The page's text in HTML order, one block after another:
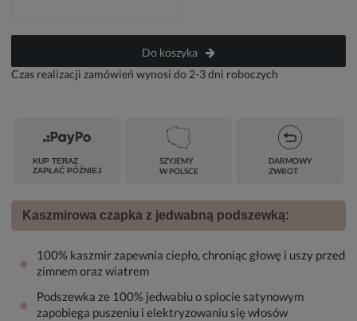
Do koszyka
Czas realizacji zamówień wynosi do 2-3 dni roboczych
KUP TERAZ
ZAPŁAĆ PÓŹNIEJ
SZYJEMY
W POLSCE
DARMOWY
ZWROT
Kaszmirowa czapka z jedwabną podszewką:
•
100% kaszmir zapewnia ciepło, chroniąc głowę i uszy przed
zimnem oraz wiatrem
•
Podszewka ze 100% jedwabiu o splocie satynowym
zapobiega puszeniu i elektryzowaniu się włosów